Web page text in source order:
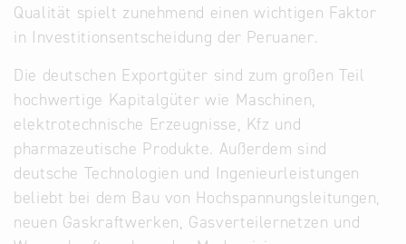
Qualität spielt zunehmend einen wichtigen Faktor
in Investitionsentscheidung der Peruaner.
Die deutschen Exportgüter sind zum großen Teil
hochwertige Kapitalgüter wie Maschinen,
elektrotechnische Erzeugnisse, Kfz und
pharmazeutische Produkte. Außerdem sind
deutsche Technologien und Ingenieurleistungen
beliebt bei dem Bau von Hochspannungsleitungen,
neuen Gaskraftwerken, Gasverteilernetzen und